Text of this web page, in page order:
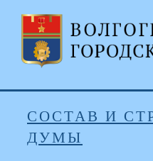
СОСТАВ И
ДУМЫ